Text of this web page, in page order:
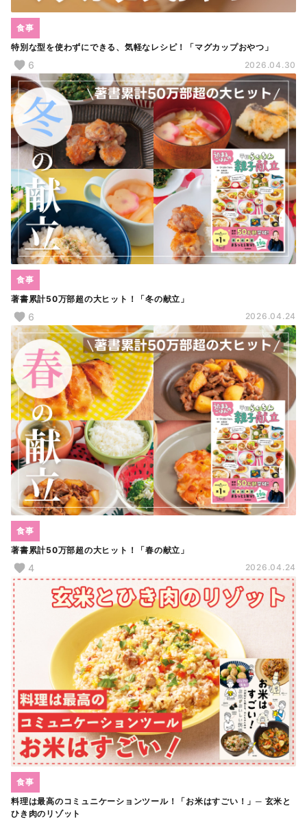
特別な型を使わずにできる、気軽なレシピ！「マグカップおやつ」
食事
6 2026.04.30
著書累計50万部超の大ヒット！「冬の献立」
食事
6 2026.04.24
著書累計50万部超の大ヒット！「春の献立」
食事
4 2026.04.24
料理は最高のコミュニケーションツール！「お米はすごい！」─ 玄米と
ひき肉のリゾット
食事